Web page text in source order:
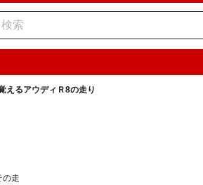
えるアウディＲ8の走り
の走